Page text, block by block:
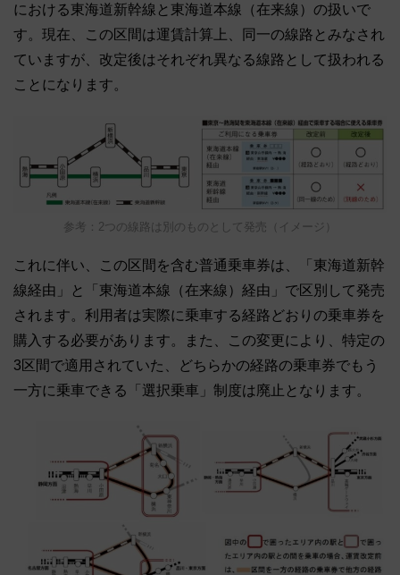
における東海道新幹線と東海道本線（在来線）の扱いで
す。現在、この区間は運賃計算上、同一の線路とみなされ
ていますが、改定後はそれぞれ異なる線路として扱われる
ことになります。
参考：2つの線路は別のものとして発売（イメージ）
これに伴い、この区間を含む普通乗車券は、「東海道新幹
線経由」と「東海道本線（在来線）経由」で区別して発売
されます。利用者は実際に乗車する経路どおりの乗車券を
購入する必要があります。また、この変更により、特定の
3区間で適用されていた、どちらかの経路の乗車券でもう
一方に乗車できる「選択乗車」制度は廃止となります。